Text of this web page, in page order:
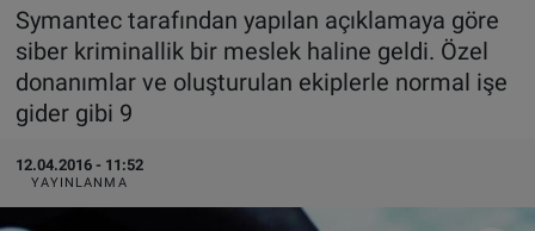
Symantec tarafından yapılan açıklamaya göre
siber kriminallik bir meslek haline geldi. Özel
donanımlar ve oluşturulan ekiplerle normal işe
gider gibi 9
12.04.2016 - 11:52
YAYINLANMA
FRANSA
AVUSTURYA
SAĞLIK - YAŞAM
TÜRKİYE
DÜNYA
BİLİM-TEKNOLOJİ
Süper Lig Puan Durumu ve Fikstür
Tüm Manşetler
Son Dakika Haberleri